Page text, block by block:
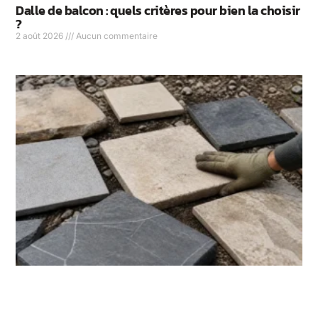
Dalle de balcon : quels critères pour bien la choisir
?
2 août 2026 Aucun commentaire